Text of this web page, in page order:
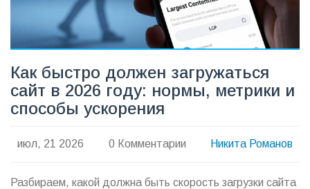
Как быстро должен загружаться
сайт в 2026 году: нормы, метрики и
способы ускорения
июл, 21 2026 0 Комментарии Никита Романов
Разбираем, какой должна быть скорость загрузки сайта